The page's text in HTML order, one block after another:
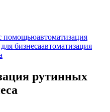
помощьюавтоматизация
бизнесаавтоматизация
рутинных